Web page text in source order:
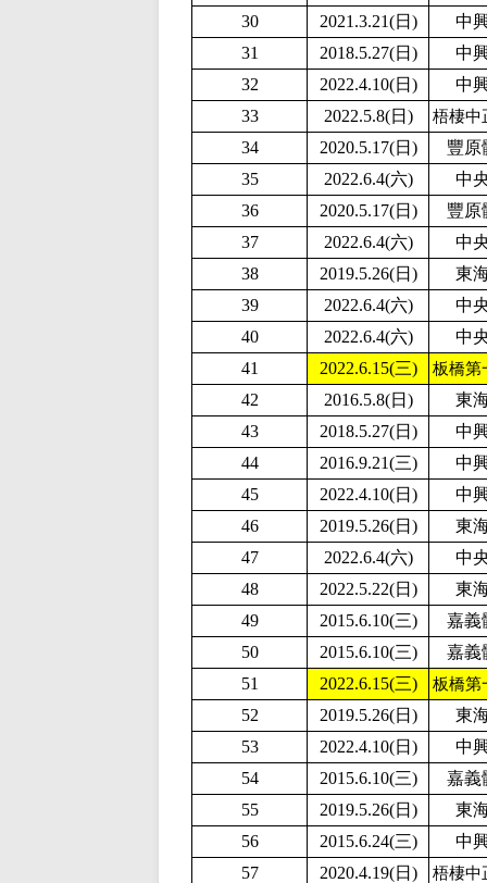
30
2021.3.21(日)
中
31
2018.5.27(日)
中
32
2022.4.10(日)
中
33
2022.5.8(日) 梧棲中
34 2020.5.17(日)
豐原
35
2022.6.4(六)
中
36
2020.5.17(日)
豐原
37
2022.6.4(六)
中
38
2019.5.26(日)
東
39
2022.6.4(六)
中
40
2022.6.4(六)
中
41
2022.6.15(三) 板橋第
42 2016.5.8(日)
東
43
2018.5.27(日)
中
44
2016.9.21(三)
中
45
2022.4.10(日)
中
46
2019.5.26(日)
東
47
2022.6.4(六)
中
48
2022.5.22(日)
東
49
2015.6.10(三)
嘉義
50
2015.6.10(三)
嘉義
51
2022.6.15(三) 板橋第
52 2019.5.26(日)
東
53
2022.4.10(日)
中
54
2015.6.10(三)
嘉義
55
2019.5.26(日)
東
56
2015.6.24(三)
中
57
2020.4.19(日) 梧棲中